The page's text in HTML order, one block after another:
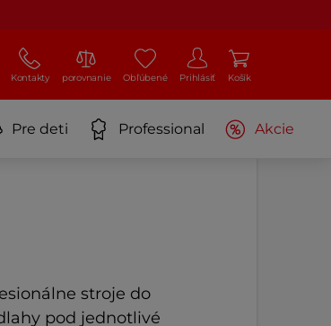
Kontakty porovnanie Obľúbené Prihlásiť Košík
Pre deti Professional Akcie
stroje do
pod jednotlivé